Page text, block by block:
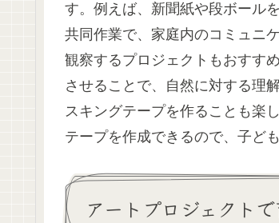
す。例えば、新聞紙や段ボール
共同作業で、家庭内のコミュニ
観察するプロジェクトもおすす
させることで、自然に対する理
スキングテープを作ることも楽
テープを作成できるので、子ど
アートプロジェクト